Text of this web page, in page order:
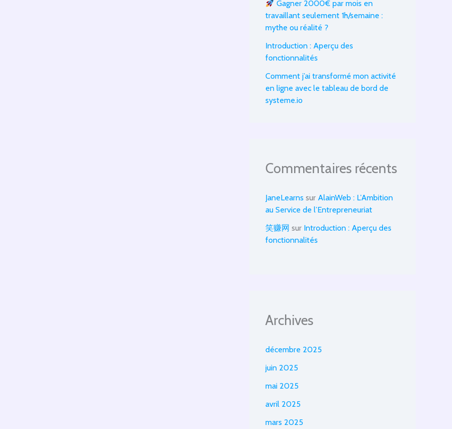
Gagner 2000€ par mois en
travaillant seulement 1h/semaine :
mythe ou réalité ?
Introduction : Aperçu des
fonctionnalités
Comment j’ai transformé mon activité
en ligne avec le tableau de bord de
systeme.io
Commentaires récents
JaneLearns sur AlainWeb : L’Ambition
au Service de l’Entrepreneuriat
笑赚网 sur Introduction : Aperçu des
fonctionnalités
Archives
décembre 2025
juin 2025
mai 2025
avril 2025
mars 2025